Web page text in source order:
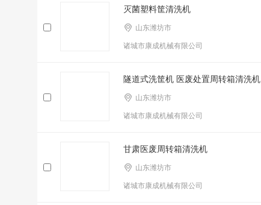
灭菌塑料筐清洗机
山东潍坊市
诸城市康成机械有限公司
隧道式洗筐机 医废处置周转箱清洗机
山东潍坊市
诸城市康成机械有限公司
甘肃医废周转箱清洗机
山东潍坊市
诸城市康成机械有限公司